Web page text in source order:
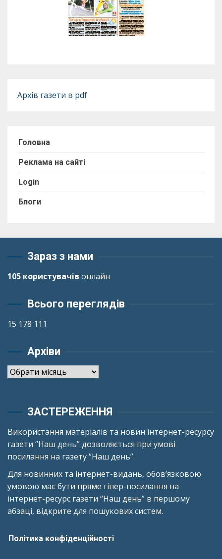
Архів газети в pdf
Головна
Реклама на сайті
Login
Блоги
Зараз з нами
105 користувачів онлайн
Всього переглядів
15 178 111
Архіви
Архіви
ЗАСТЕРЕЖЕННЯ
Використання матеріалів та новин інтернет-ресурсу
газети “Наш день” дозволяється при умові
посилання на газету “Наш день”.
Для новинних та інтернет-видань, обов’язковою
умовою має бути пряме гіпер-посилання на
інтернет-ресурс газети “Наш день” в першому
абзаці, відкрите для пошукових систем.
Політика конфіденційності